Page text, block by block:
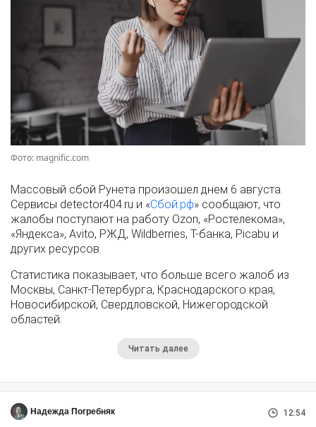
Фото: magnific.com
Массовый сбой Рунета произошел днем 6 августа.
Сервисы detector404.ru и «Сбой.рф» сообщают, что
жалобы поступают на работу Ozon, «Ростелекома»,
«Яндекса», Avito, РЖД, Wildberries, Т-банка, Picabu и
других ресурсов.
Статистика показывает, что больше всего жалоб из
Москвы, Санкт-Петербурга, Краснодарского края,
Новосибирской, Свердловской, Нижегородской
областей.
Читать далее
Надежда Погребняк 12:54